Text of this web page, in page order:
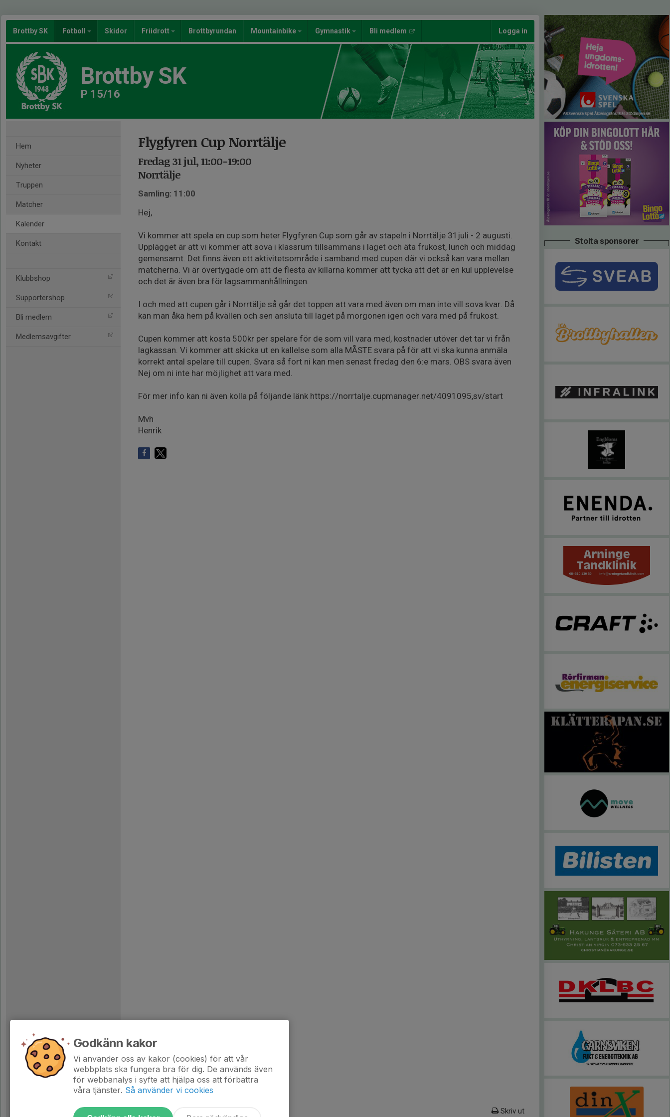
Brottby SK Fotboll Skidor Friidrott Brottbyrundan Mountainbike Gymnastik Bli medlem Logga in
Brottby SK
P 15/16
Hem
Nyheter
Truppen
Matcher
Kalender
Kontakt
Klubbshop
Supportershop
Bli medlem
Medlemsavgifter
Flygfyren Cup Norrtälje
Fredag 31 jul, 11:00-19:00
Norrtälje
Samling: 11:00
Hej,
Vi kommer att spela en cup som heter Flygfyren Cup som går av stapeln i Norrtälje 31juli - 2 augusti.
Upplägget är att vi kommer att sova i klassrum tillsammans i laget och äta frukost, lunch och middag
gemensamt. Det finns även ett aktivitetsområde i samband med cupen där vi också kan vara mellan
matcherna. Vi är övertygade om att de flesta av killarna kommer att tycka att det är en kul upplevelse
och det är även bra för lagsammanhållningen.
I och med att cupen går i Norrtälje så går det toppen att vara med även om man inte vill sova kvar. Då
kan man åka hem på kvällen och sen ansluta till laget på morgonen igen och vara med på frukost.
Cupen kommer att kosta 500kr per spelare för de som vill vara med, kostnader utöver det tar vi från
lagkassan. Vi kommer att skicka ut en kallelse som alla MÅSTE svara på för att vi ska kunna anmäla
korrekt antal spelare till cupen. Svara så fort ni kan men senast fredag den 6:e mars. OBS svara även
Nej om ni inte har möjlighet att vara med.
För mer info kan ni även kolla på följande länk https://norrtalje.cupmanager.net/4091095,sv/start
Mvh
Henrik
Skriv ut
Stolta sponsorer
Godkänn kakor
Vi använder oss av kakor (cookies) för att vår
webbplats ska fungera bra för dig. De används även
för webbanalys i syfte att hjälpa oss att förbättra
våra tjänster. Så använder vi cookies